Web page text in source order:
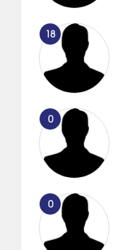
18
0
0